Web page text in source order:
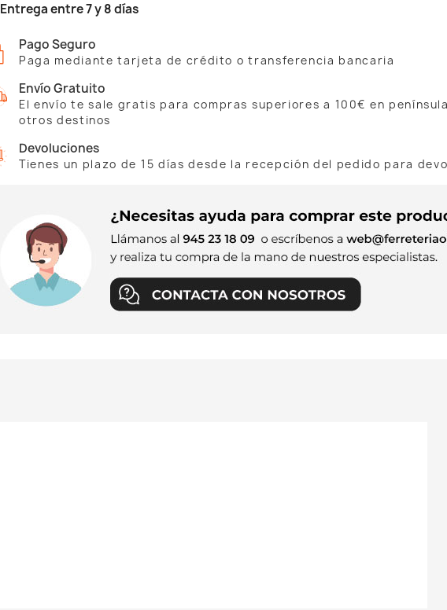
Entrega entre 7 y 8 días
Pago Seguro
Paga mediante tarjeta de crédito o transferencia bancaria
Envío Gratuito
El envío te sale gratis para compras superiores a 100€ en
otros destinos
Devoluciones
Tienes un plazo de 15 días desde la recepción del pedido para